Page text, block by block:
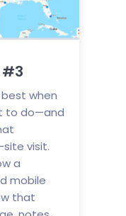
#3
best when
to do—and
visit.
a
mobile
that